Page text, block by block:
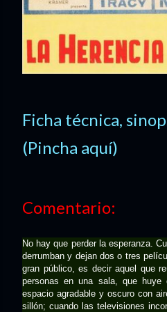
Ficha técnica,
(Pincha aquí)
Comentario:
No hay que perder la esperanza.
derrumban y dejan dos o tres
gran público, es decir aquel que
personas en una sala, que
espacio agradable y oscuro con
sillón; cuando las televisiones